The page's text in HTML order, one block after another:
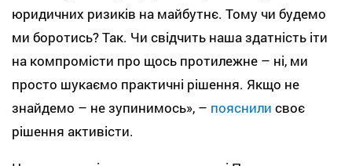
юридичних ризиків на майбутнє. Тому чи будемо
ми боротись? Так. Чи свідчить наша здатність іти
на компромісти про щось протилежне – ні, ми
просто шукаємо практичні рішення. Якщо не
знайдемо – не зупинимось», – пояснили своє
рішення активісти.